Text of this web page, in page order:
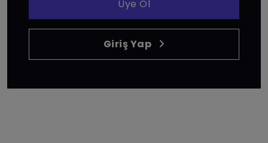
Üye Ol
Giriş Yap